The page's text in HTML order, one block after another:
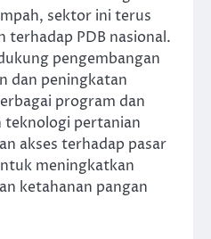
sektor ini terus
PDB nasional.
pengembangan
dan peningkatan
program dan
teknologi pertanian
akses terhadap pasar
meningkatkan
ketahanan pangan